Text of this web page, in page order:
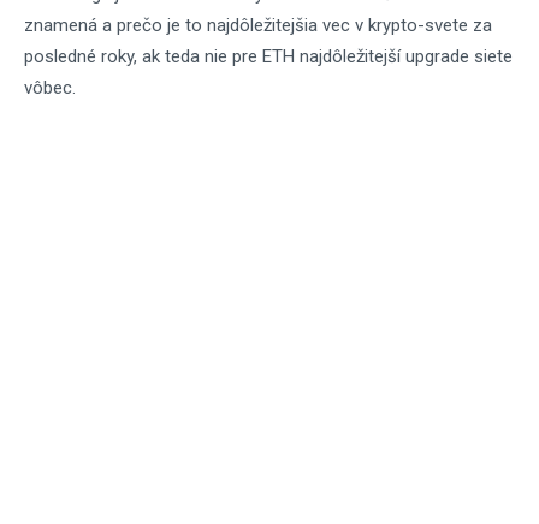
znamená a prečo je to najdôležitejšia vec v krypto-svete za
posledné roky, ak teda nie pre ETH najdôležitejší upgrade siete
vôbec.